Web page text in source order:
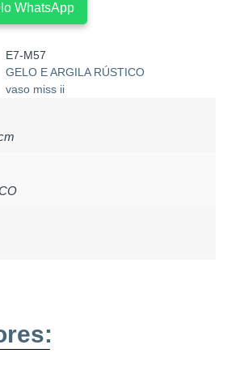
WhatsApp
E7-M57
GELO E ARGILA RÚSTICO
vaso miss ii